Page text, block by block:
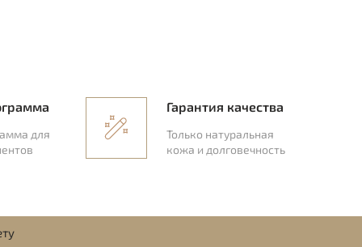
для
Гарантия качества
Только натуральная
кожа и долговечность